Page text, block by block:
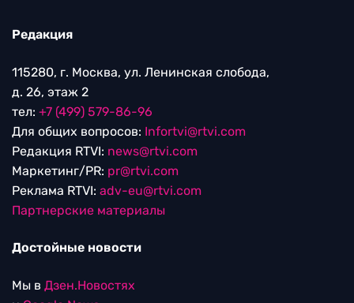
Редакция
115280, г. Москва, ул. Ленинская слобода,
д. 26, этаж 2
тел: +7 (499) 579-86-96
Для общих вопросов: Infortvi@rtvi.com
Редакция RTVI: news@rtvi.com
Маркетинг/PR: pr@rtvi.com
Реклама RTVI: adv-eu@rtvi.com
Партнерские материалы
Достойные новости
Мы в Дзен.Новостях